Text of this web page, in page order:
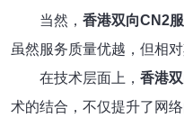
当然， 香港双向CN2
虽然服务质量优越，但相
在技术层面上， 香港
术的结合，不仅提升了网